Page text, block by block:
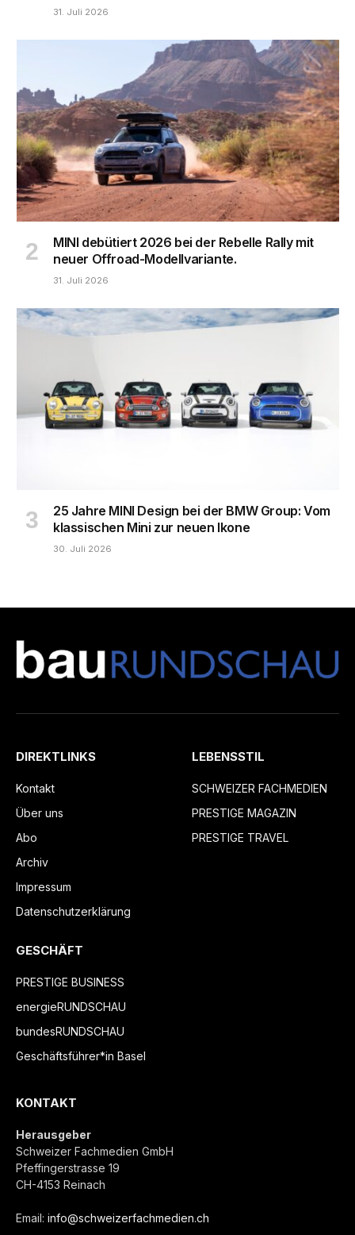
31. Juli 2026
MINI debütiert 2026 bei der Rebelle Rally mit
neuer Offroad-Modellvariante.
31. Juli 2026
25 Jahre MINI Design bei der BMW Group: Vom
klassischen Mini zur neuen Ikone
30. Juli 2026
DIREKTLINKS
Kontakt
Über uns
Abo
Archiv
Impressum
Datenschutzerklärung
LEBENSSTIL
SCHWEIZER FACHMEDIEN
PRESTIGE MAGAZIN
PRESTIGE TRAVEL
GESCHÄFT
PRESTIGE BUSINESS
energieRUNDSCHAU
bundesRUNDSCHAU
Geschäftsführer*in Basel
KONTAKT
Herausgeber
Schweizer Fachmedien GmbH
Pfeffingerstrasse 19
CH-4153 Reinach
Email: info@schweizerfachmedien.ch